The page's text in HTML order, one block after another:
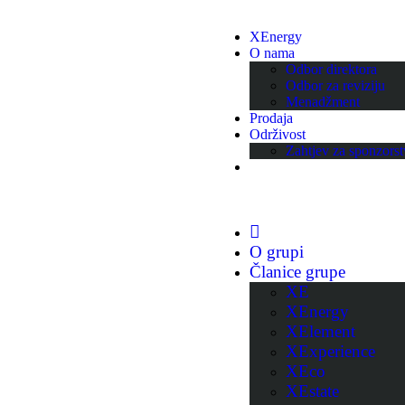
XEnergy
O nama
Odbor direktora
Odbor za reviziju
Menadžment
Prodaja
Održivost
Zahtjev za
O grupi
Članice grupe
XE
XEnergy
XElement
XExperience
XEco
XEstate